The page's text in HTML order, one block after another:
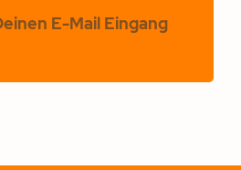
E-Mail Eingang